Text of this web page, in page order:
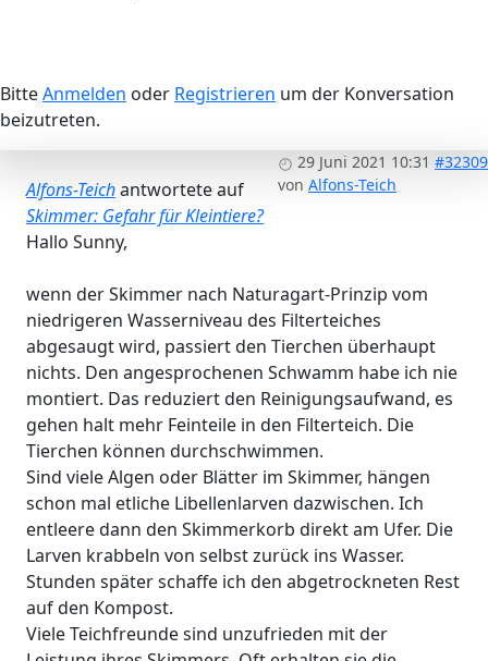
BitteAnmelden oder Registrieren um der Konversation
beizutreten.
29 Juni 2021 10:31 #32309
von Alfons-Teich
Alfons-Teichantwortete auf
Skimmer: Gefahr für Kleintiere?
Hallo Sunny,
wenn der Skimmer nach Naturagart-Prinzip vom
niedrigeren Wasserniveau des Filterteiches
abgesaugt wird, passiert den Tierchen überhaupt
nichts. Den angesprochenen Schwamm habe ich nie
montiert. Das reduziert den Reinigungsaufwand, es
gehen halt mehr Feinteile in den Filterteich. Die
Tierchen können durchschwimmen.
Sind viele Algen oder Blätter im Skimmer, hängen
schon mal etliche Libellenlarven dazwischen. Ich
entleere dann den Skimmerkorb direkt am Ufer. Die
Larven krabbeln von selbst zurück ins Wasser.
Stunden später schaffe ich den abgetrockneten Rest
auf den Kompost.
Viele Teichfreunde sind unzufrieden mit der